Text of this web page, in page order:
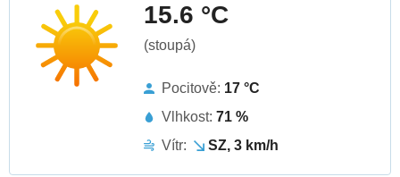
15.6 °C
(stoupá)
Pocitově: 17 °C
Vlhkost: 71 %
Vítr:
SZ, 3 km/h